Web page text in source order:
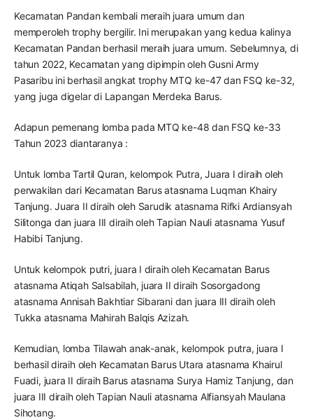
Kecamatan Pandan kembali meraih juara umum dan
memperoleh trophy bergilir. Ini merupakan yang kedua kalinya
Kecamatan Pandan berhasil meraih juara umum. Sebelumnya, di
tahun 2022, Kecamatan yang dipimpin oleh Gusni Army
Pasaribu ini berhasil angkat trophy MTQ ke-47 dan FSQ ke-32,
yang juga digelar di Lapangan Merdeka Barus.
Adapun pemenang lomba pada MTQ ke-48 dan FSQ ke-33
Tahun 2023 diantaranya :
Untuk lomba Tartil Quran, kelompok Putra, Juara I diraih oleh
perwakilan dari Kecamatan Barus atasnama Luqman Khairy
Tanjung. Juara II diraih oleh Sarudik atasnama Rifki Ardiansyah
Silitonga dan juara III diraih oleh Tapian Nauli atasnama Yusuf
Habibi Tanjung.
Untuk kelompok putri, juara I diraih oleh Kecamatan Barus
atasnama Atiqah Salsabilah, juara II diraih Sosorgadong
atasnama Annisah Bakhtiar Sibarani dan juara III diraih oleh
Tukka atasnama Mahirah Balqis Azizah.
Kemudian, lomba Tilawah anak-anak, kelompok putra, juara I
berhasil diraih oleh Kecamatan Barus Utara atasnama Khairul
Fuadi, juara II diraih Barus atasnama Surya Hamiz Tanjung, dan
juara III diraih oleh Tapian Nauli atasnama Alfiansyah Maulana
Sihotang.